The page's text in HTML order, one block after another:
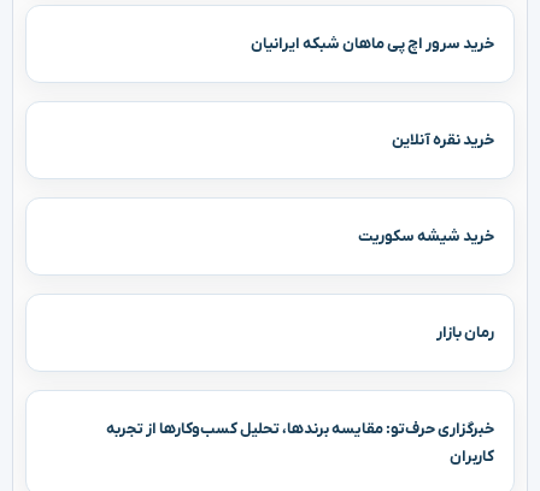
خرید سرور اچ پی ماهان شبکه ایرانیان
خرید نقره آنلاین
خرید شیشه سکوریت
رمان بازار
خبرگزاری حرف‌تو: مقایسه برندها، تحلیل کسب‌وکارها از تجربه
کاربران